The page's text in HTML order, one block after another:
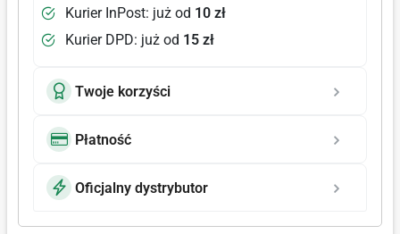
Kurier InPost: już od 10 zł
Kurier DPD: już od 15 zł
Twoje korzyści
Płatność
Oficjalny dystrybutor